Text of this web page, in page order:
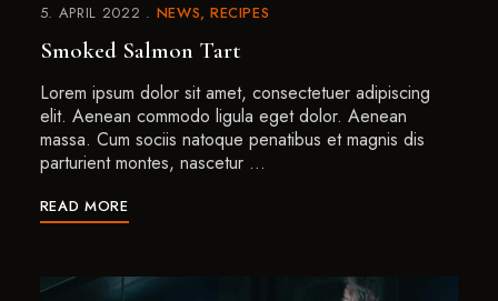
5. APRIL 2022 NEWS RECIPES
Smoked Salmon Tart
Lorem ipsum dolor sit amet, consectetuer adipiscing
elit. Aenean commodo ligula eget dolor. Aenean
massa. Cum sociis natoque penatibus et magnis dis
parturient montes, nascetur …
READ MORE